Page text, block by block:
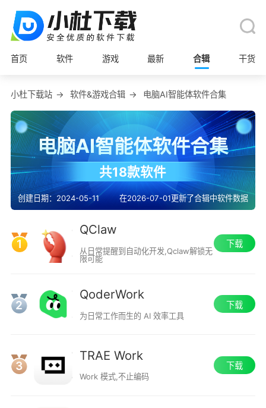
首页 软件 游戏 最新 合辑 干货
小杜下载站 → 软件&游戏合辑 → 电脑AI智能体软件合集
电脑AI智能体软件合集
共18款软件
创建日期：2024-05-11 在2026-07-01更新了合辑中软件数据
1
QClaw
从日常提醒到自动化开发,Qclaw解锁无
限可能
下载
2
QoderWork
为日常工作而生的 AI 效率工具
下载
3
TRAE Work
Work 模式,不止编码
下载